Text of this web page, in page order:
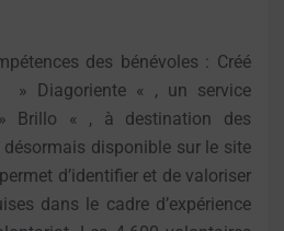
des bénévoles : Créé
» Diagoriente « , un service
Brillo « , à destination des
disponible sur le site
d’identifier et de valoriser
dans le cadre d’expérience